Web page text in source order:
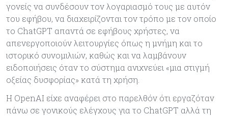
γονείς να συνδέσουν τον λογαριασμό τους με αυτόν
του εφήβου, να διαχειρίζονται τον τρόπο με τον οποίο
το ChatGPT απαντά σε εφήβους χρήστες, να
απενεργοποιούν λειτουργίες όπως η μνήμη και το
ιστορικό συνομιλιών, καθώς και να λαμβάνουν
ειδοποιήσεις όταν το σύστημα ανιχνεύει «μια στιγμή
οξείας δυσφορίας» κατά τη χρήση.
Η OpenAI είχε αναφέρει στο παρελθόν ότι εργαζόταν
πάνω σε γονικούς ελέγχους για το ChatGPT αλλά τη